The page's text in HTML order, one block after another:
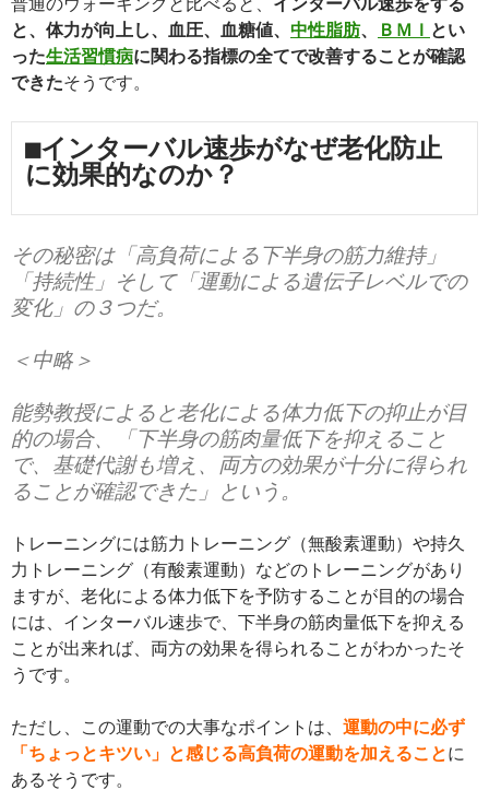
と、体力が向上し、血圧、血糖値、 中性脂肪、 ＢＭＩ とい
った生活習慣病に関わる指標の全てで改善することが確認
できたそうです。
■インターバル速歩がなぜ老化防止
に効果的なのか？
その秘密は「高負荷による下半身の筋力維持」
「持続性」そして「運動による遺伝子レベルでの
変化」の３つだ。
＜中略＞
能勢教授によると老化による体力低下の抑止が目
的の場合、「下半身の筋肉量低下を抑えること
で、基礎代謝も増え、両方の効果が十分に得られ
ることが確認できた」という。
トレーニングには筋力トレーニング（無酸素運動）や持久
力トレーニング（有酸素運動）などのトレーニングがあり
ますが、老化による体力低下を予防することが目的の場合
には、インターバル速歩で、下半身の筋肉量低下を抑える
ことが出来れば、両方の効果を得られることがわかったそ
うです。
ただし、この運動での大事なポイントは、 運動の中に必ず
「ちょっとキツい」と感じる高負荷の運動を加えることに
あるそうです。